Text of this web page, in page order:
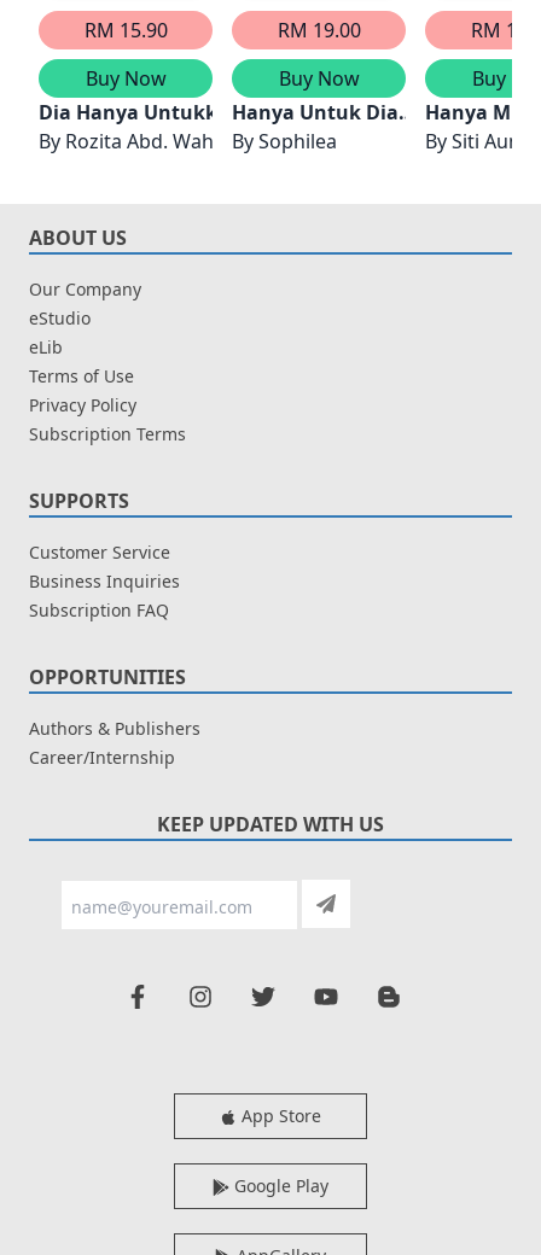
RM 15.90
Buy Now
Dia Hanya Untukku
By Rozita Abd. Wahab
RM 19.00
Buy Now
Hanya Untuk Dia… Ain Nuraina
BySophilea
RM
Buy
Hanya
BySiti Auni
ABOUT US
Our Company
eStudio
eLib
Terms of Use
Privacy Policy
Subscription Terms
SUPPORTS
Customer Service
Business Inquiries
Subscription FAQ
OPPORTUNITIES
Authors & Publishers
Career/Internship
KEEP UPDATED WITH US
App Store
Google Play